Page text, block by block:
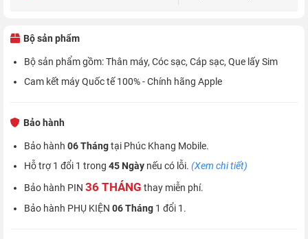
Bộ sản phẩm
Bộ sản phẩm gồm: Thân máy, Cóc sạc, Cáp sạc, Que lấy Sim
Cam kết máy Quốc tế 100% - Chính hãng Apple
Bảo hành
Bảo hành 06 Thángtại Phúc Khang Mobile.
Hỗ trợ 1 đổi 1 trong 45 Ngày nếu có lỗi. (Xem chi tiết)
Bảo hành PIN 36 THÁNG thay miễn phí.
Bảo hành PHỤ KIỆN 06 Tháng 1 đổi 1.